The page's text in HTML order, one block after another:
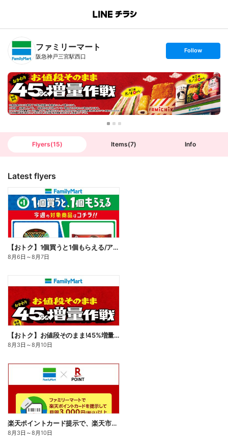
B
n
T
ファミリーマート
阪急神戸三宮駅西口
s
t
o
l
l
o
w
Follow
Flyers(15) Items(7) Info
Latest flyers
【おトク】1個買うと1個もらえる/アイス
8月6日 ～8月7日
【おトク】お値段そのまま!45%増量作戦!
8月3日 ～8月10日
楽天ポイントカード提示で、楽天市場でのお買い物がおトクに!
8月3日 ～8月10日